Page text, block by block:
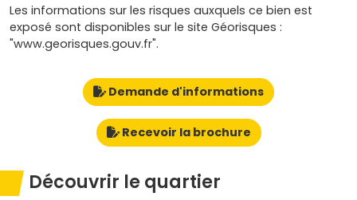
Les informations sur les risques auxquels ce bien est
exposé sont disponibles sur le site Géorisques :
"www.georisques.gouv.fr".
Demande d'informations
Recevoir la brochure
Découvrir le quartier